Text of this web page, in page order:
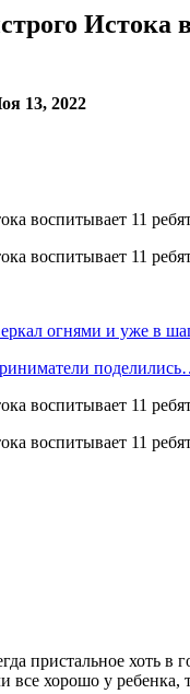
Истока
13, 2022
огнями и уже в
пристальное хоть в
все хорошо у